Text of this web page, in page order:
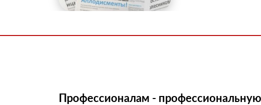
Профессионалам -